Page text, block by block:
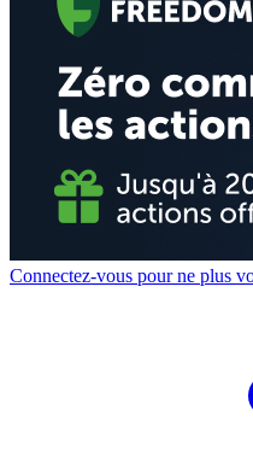
Connectez-vous pour ne plus